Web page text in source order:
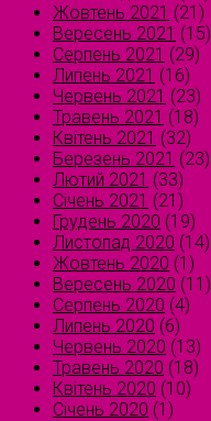
Жовтень 2021 (21)
Вересень 2021 (15)
Серпень 2021 (29)
Липень 2021 (16)
Червень 2021 (23)
Травень 2021 (18)
Квітень 2021 (32)
Березень 2021 (23)
Лютий 2021 (33)
Січень 2021 (21)
Грудень 2020 (19)
Листопад 2020 (14)
Жовтень 2020 (1)
Вересень 2020 (11)
Серпень 2020 (4)
Липень 2020 (6)
Червень 2020 (13)
Травень 2020 (18)
Квітень 2020 (10)
Січень 2020 (1)